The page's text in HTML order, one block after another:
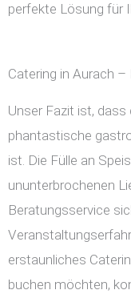
perfekte Lösung für
Catering in Aurach
Unser Fazit ist, dass
phantastische
ist. Die Fülle an
ununterbrochenen
Beratungsservice
erstaunliches
buchen möchten,